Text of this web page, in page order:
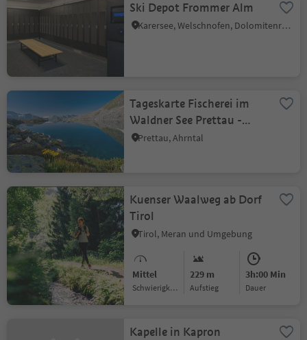
Ski Depot Frommer Alm
Karersee, Welschnofen, Dolomitenregion Eggental
Tageskarte Fischerei im
Waldner See Prettau -
2330 m
Prettau, Ahrntal
Kuenser Waalweg ab Dorf
Tirol
Tirol, Meran und Umgebung
Mittel
Schwierigkeitsgrad
229 m
Aufstieg
3h:00 Min
Dauer
Kapelle in Kapron